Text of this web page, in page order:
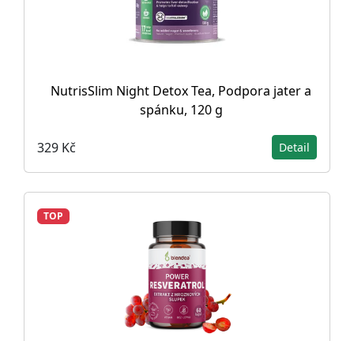
NutrisSlim Night Detox Tea, Podpora jater a
spánku, 120 g
329 Kč Detail
TOP